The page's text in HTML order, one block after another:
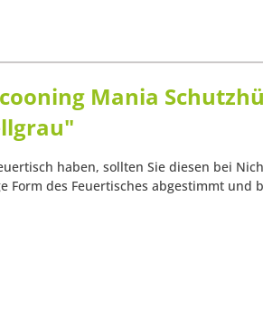
Mania
haben, sollten Sie diesen bei
des Feuertisches abgestimmt und